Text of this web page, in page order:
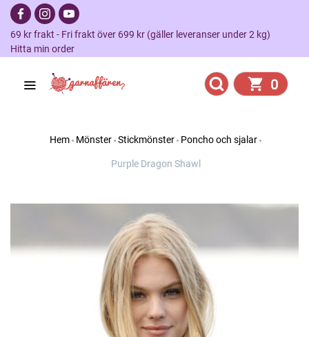
69 kr frakt - Fri frakt över 699 kr (gäller leveranser under 2 kg)
Hitta min order
0
Hem Mönster Stickmönster Poncho och sjalar
Purple Dragon Shawl